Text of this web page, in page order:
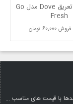
اسپری ضد تعریق Dove مدل Go
Fresh
فروش60,000 تومان
با قیمت های مناسب ...